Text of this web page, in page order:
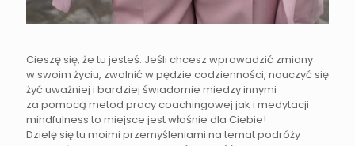
Cieszę się, że tu jesteś. Jeśli chcesz wprowadzić zmiany
w swoim życiu, zwolnić w pędzie codzienności, nauczyć się
żyć uważniej i bardziej świadomie miedzy innymi
za pomocą metod pracy coachingowej jak i medytacji
mindfulness to miejsce jest właśnie dla Ciebie!
Dzielę się tu moimi przemyśleniami na temat podróży